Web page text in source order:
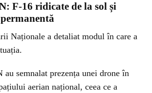
F-16 ridicate de la sol și
Naționale a detaliat modul în care a
au semnalat prezența unei drone în
aerian național, ceea ce a